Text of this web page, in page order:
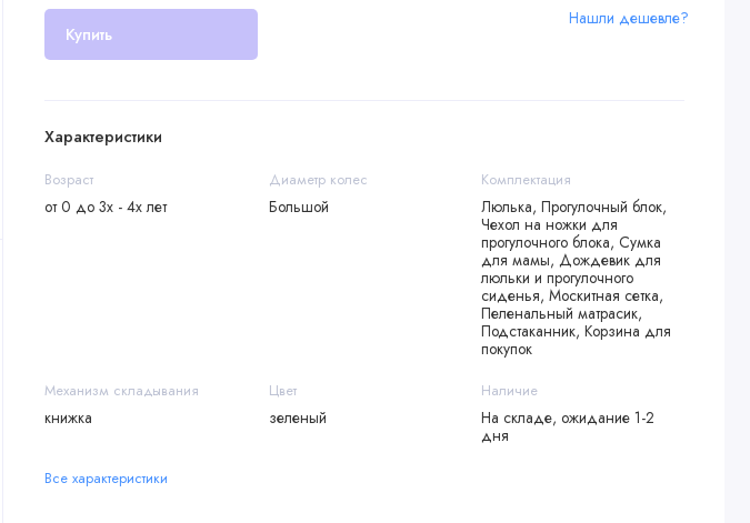
Купить
Нашли дешевле?
Характеристики
Возраст
от 0 до 3х - 4х лет
Диаметр колес
Большой
Комплектация
Люлька, Прогулочный блок,
Чехол на ножки для
прогулочного блока, Сумка
для мамы, Дождевик для
люльки и прогулочного
сиденья, Москитная сетка,
Пеленальный матрасик,
Подстаканник, Корзина для
покупок
Механизм складывания
книжка
Цвет
зеленый
Наличие
На складе, ожидание 1-2
дня
Все характеристики